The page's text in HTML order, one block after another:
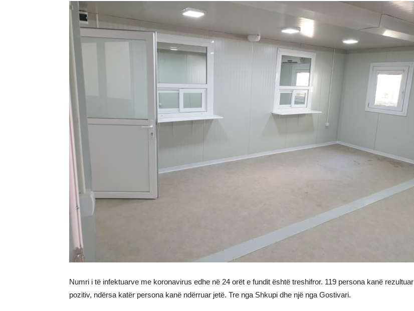
Numri i të infektuarve me koronavirus edhe në 24 orët e fundit është treshifror. 119 persona kanë rezultuar
pozitiv, ndërsa katër persona kanë ndërruar jetë. Tre nga Shkupi dhe një nga Gostivari.